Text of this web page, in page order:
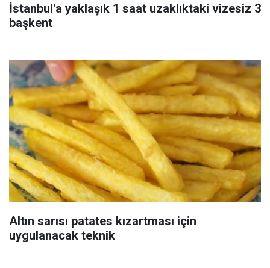
İstanbul'a yaklaşık 1 saat uzaklıktaki vizesiz 3
başkent
Altın sarısı patates kızartması için
uygulanacak teknik